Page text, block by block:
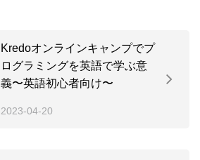
Kredoオンラインキャンプでプ
ログラミングを英語で学ぶ意
義〜英語初心者向け〜
2023-04-20